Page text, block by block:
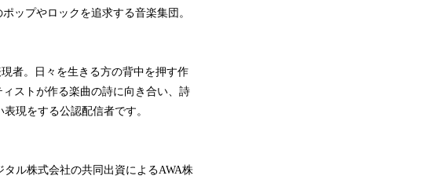
ップやロックを追求する音楽集団。
者。日々を生きる方の背中を押す作
ストが作る楽曲の詩に向き合い、詩
現をする公認配信者です。
ル株式会社の共同出資によるAWA株